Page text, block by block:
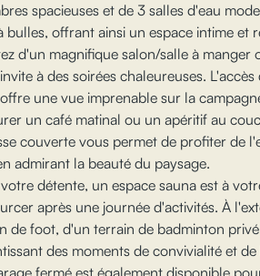
spacieuses et de 3 salles d'eau
bulles, offrant ainsi un espace intime et
d'un magnifique salon/salle à manger
à des soirées chaleureuses.
une vue imprenable sur la
un café matinal ou un apéritif au
couverte vous permet de profiter de
admirant la beauté du paysage.
détente, un espace sauna est à
après une journée d'activités. À
de foot, d'un terrain de badminton
des moments de convivialité et
fermé est également disponible